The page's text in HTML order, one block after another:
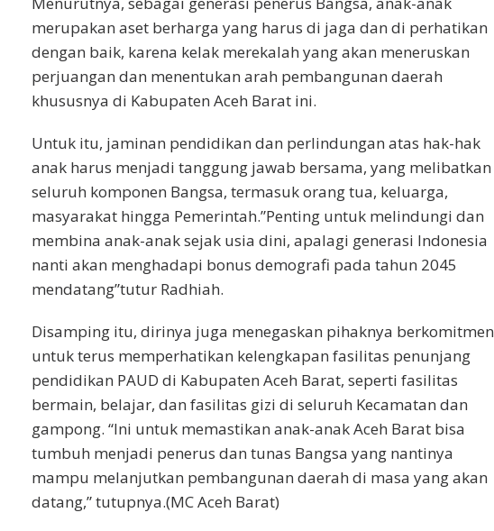
merupakan aset berharga yang harus di jaga dan di perhatikan
dengan baik, karena kelak merekalah yang akan meneruskan
perjuangan dan menentukan arah pembangunan daerah
khususnya di Kabupaten Aceh Barat ini.
Untuk itu, jaminan pendidikan dan perlindungan atas hak-hak
anak harus menjadi tanggung jawab bersama, yang melibatkan
seluruh komponen Bangsa, termasuk orang tua, keluarga,
masyarakat hingga Pemerintah.”Penting untuk melindungi dan
membina anak-anak sejak usia dini, apalagi generasi Indonesia
nanti akan menghadapi bonus demografi pada tahun 2045
mendatang”tutur Radhiah.
Disamping itu, dirinya juga menegaskan pihaknya berkomitmen
untuk terus memperhatikan kelengkapan fasilitas penunjang
pendidikan PAUD di Kabupaten Aceh Barat, seperti fasilitas
bermain, belajar, dan fasilitas gizi di seluruh Kecamatan dan
gampong. “Ini untuk memastikan anak-anak Aceh Barat bisa
tumbuh menjadi penerus dan tunas Bangsa yang nantinya
mampu melanjutkan pembangunan daerah di masa yang akan
datang,” tutupnya.(MC Aceh Barat)